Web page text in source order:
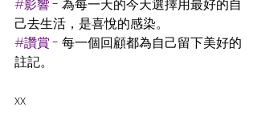
#影響 - 為每一天的今天選擇用最好的自
己去生活，是喜悅的感染。
#讚賞 - 每一個回顧都為自己留下美好的
註記。
xx